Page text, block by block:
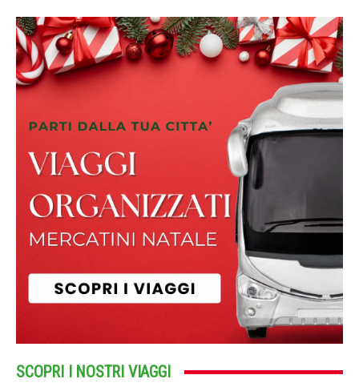
SCOPRI I NOSTRI VIAGGI